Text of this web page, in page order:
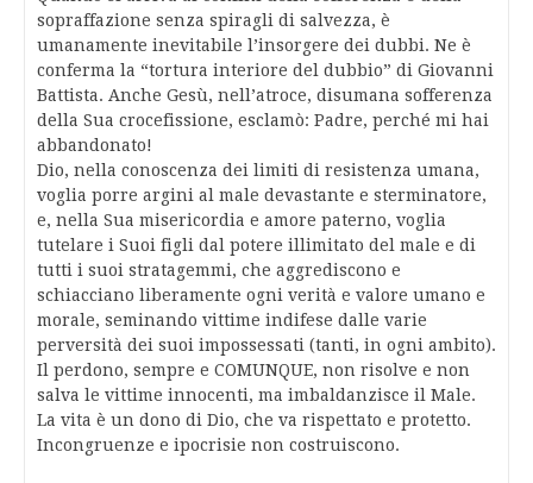
sopraffazione senza spiragli di salvezza, è
umanamente inevitabile l’insorgere dei dubbi. Ne è
conferma la “tortura interiore del dubbio” di Giovanni
Battista. Anche Gesù, nell’atroce, disumana sofferenza
della Sua crocefissione, esclamò: Padre, perché mi hai
abbandonato!
Dio, nella conoscenza dei limiti di resistenza umana,
voglia porre argini al male devastante e sterminatore,
e, nella Sua misericordia e amore paterno, voglia
tutelare i Suoi figli dal potere illimitato del male e di
tutti i suoi stratagemmi, che aggrediscono e
schiacciano liberamente ogni verità e valore umano e
morale, seminando vittime indifese dalle varie
perversità dei suoi impossessati (tanti, in ogni ambito).
Il perdono, sempre e COMUNQUE, non risolve e non
salva le vittime innocenti, ma imbaldanzisce il Male.
La vita è un dono di Dio, che va rispettato e protetto.
Incongruenze e ipocrisie non costruiscono.